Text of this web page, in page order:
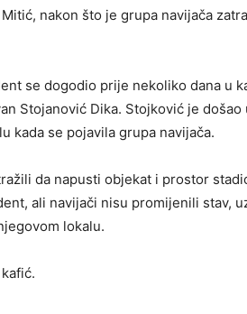
nakon što je grupa navijača
se dogodio prije nekoliko dana u
Stojanović Dika. Stojković je došao
kada se pojavila grupa navijača.
da napusti objekat i prostor
ali navijači nisu promijenili stav,
lokalu.